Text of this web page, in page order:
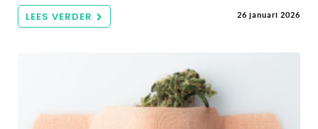
LEES VERDER 26 januari 2026